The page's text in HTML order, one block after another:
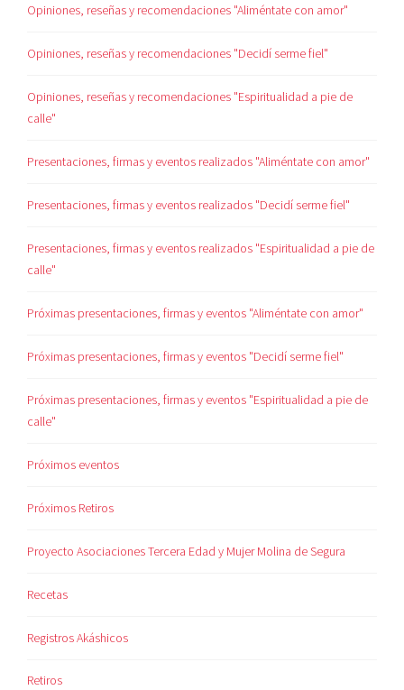
Opiniones, reseñas y recomendaciones "Aliméntate con amor"
Opiniones, reseñas y recomendaciones "Decidí serme fiel"
Opiniones, reseñas y recomendaciones "Espiritualidad a pie de
calle"
Presentaciones, firmas y eventos realizados "Aliméntate con amor"
Presentaciones, firmas y eventos realizados "Decidí serme fiel"
Presentaciones, firmas y eventos realizados "Espiritualidad a pie de
calle"
Próximas presentaciones, firmas y eventos "Aliméntate con amor"
Próximas presentaciones, firmas y eventos "Decidí serme fiel"
Próximas presentaciones, firmas y eventos "Espiritualidad a pie de
calle"
Próximos eventos
Próximos Retiros
Proyecto Asociaciones Tercera Edad y Mujer Molina de Segura
Recetas
Registros Akáshicos
Retiros